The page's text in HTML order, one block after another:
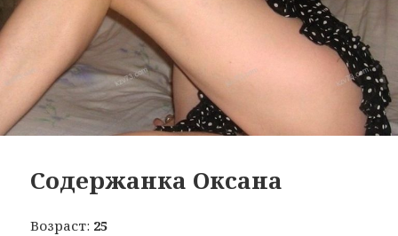
Содержанка Оксана
Возраст: 25